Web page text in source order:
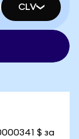
CLV
$ за